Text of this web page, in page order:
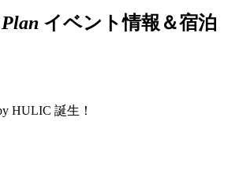
イベント情報＆宿泊
HULIC 誕生！